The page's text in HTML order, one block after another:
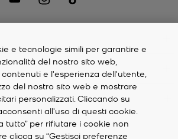
e tecnologie simili per garantire e
del nostro sito web,
e l'esperienza dell'utente,
del nostro sito web e mostrare
personalizzati. Cliccando su
all'uso di questi cookie.
tutto” per rifiutare i cookie non
clicca su “Gestisci preferenze